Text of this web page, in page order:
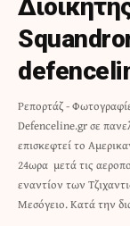
Ρεπορτάζ -
Defenceline.gr σε
επισκεφτεί το
24ωρα μετά τις
εναντίον των
Μεσόγειο. Κατά την